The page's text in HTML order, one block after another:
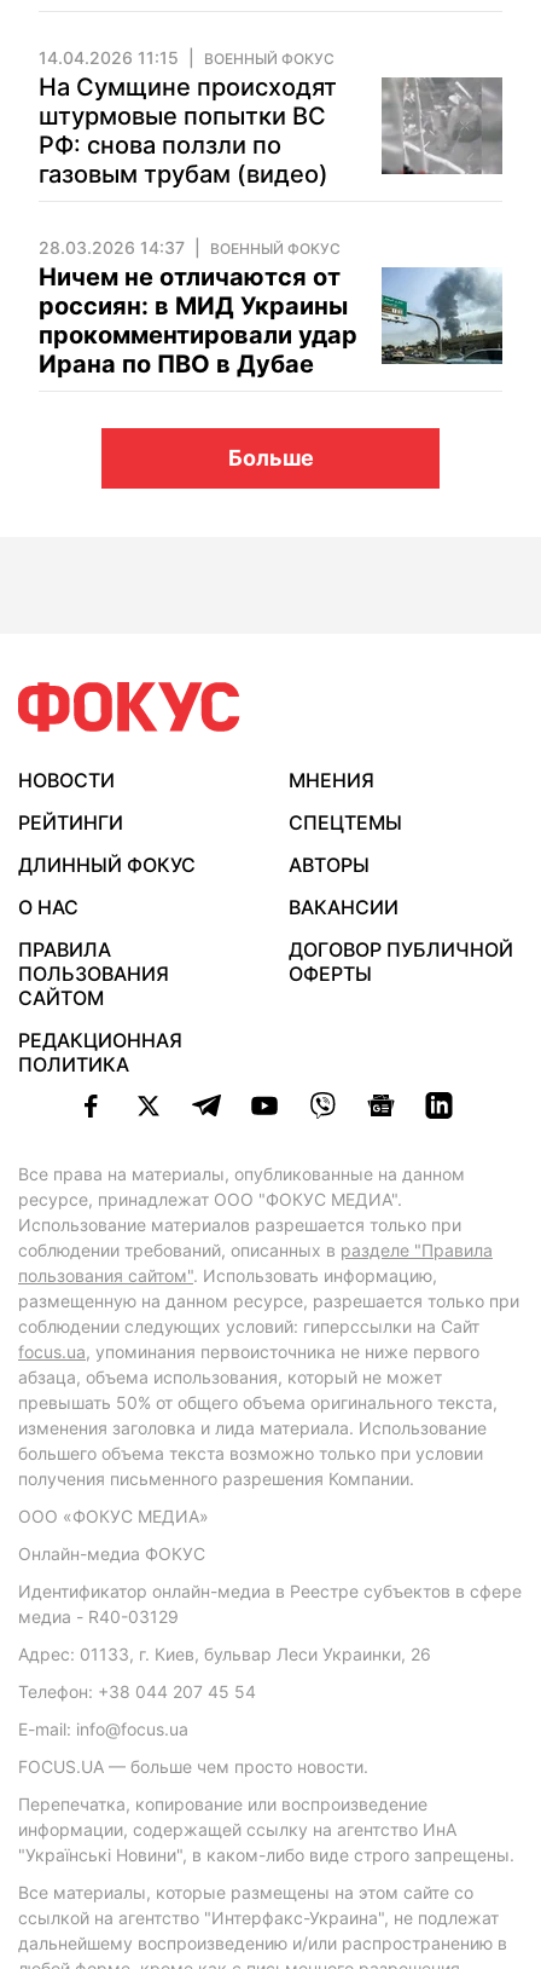
14.04.2026 11:15 ВОЕННЫЙ ФОКУС
На Сумщине происходят
штурмовые попытки ВС
РФ: снова ползли по
газовым трубам (видео)
28.03.2026 14:37 ВОЕННЫЙ ФОКУС
Ничем не отличаются от
россиян: в МИД Украины
прокомментировали удар
Ирана по ПВО в Дубае
Больше
НОВОСТИ
МНЕНИЯ
РЕЙТИНГИ
СПЕЦТЕМЫ
ДЛИННЫЙ ФОКУС
АВТОРЫ
О НАС
ВАКАНСИИ
ПРАВИЛА
ПОЛЬЗОВАНИЯ
САЙТОМ
ДОГОВОР ПУБЛИЧНОЙ
ОФЕРТЫ
РЕДАКЦИОННАЯ
ПОЛИТИКА
Все права на материалы, опубликованные на данном
ресурсе, принадлежат ООО "ФОКУС МЕДИА".
Использование материалов разрешается только при
соблюдении требований, описанных в разделе "Правила
пользования сайтом". Использовать информацию,
размещенную на данном ресурсе, разрешается только при
соблюдении следующих условий: гиперссылки на Сайт
focus.ua, упоминания первоисточника не ниже первого
абзаца, объема использования, который не может
превышать 50% от общего объема оригинального текста,
изменения заголовка и лида материала. Использование
большего объема текста возможно только при условии
получения письменного разрешения Компании.
ООО «ФОКУС МЕДИА»
Онлайн-медиа ФОКУС
Идентификатор онлайн-медиа в Реестре субъектов в сфере
медиа - R40-03129
Адрес: 01133, г. Киев, бульвар Леси Украинки, 26
Телефон: +38 044 207 45 54
E-mail: info@focus.ua
FOCUS.UA — больше чем просто новости.
Перепечатка, копирование или воспроизведение
информации, содержащей ссылку на агентство ИнА
"Українські Новини", в каком-либо виде строго запрещены.
Все материалы, которые размещены на этом сайте со
ссылкой на агентство "Интерфакс-Украина", не подлежат
дальнейшему воспроизведению и/или распространению в